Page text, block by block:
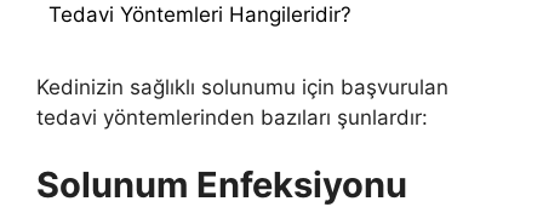
Tedavi Yöntemleri Hangileridir?
Kedinizin sağlıklı solunumu için başvurulan
tedavi yöntemlerinden bazıları şunlardır:
Solunum Enfeksiyonu